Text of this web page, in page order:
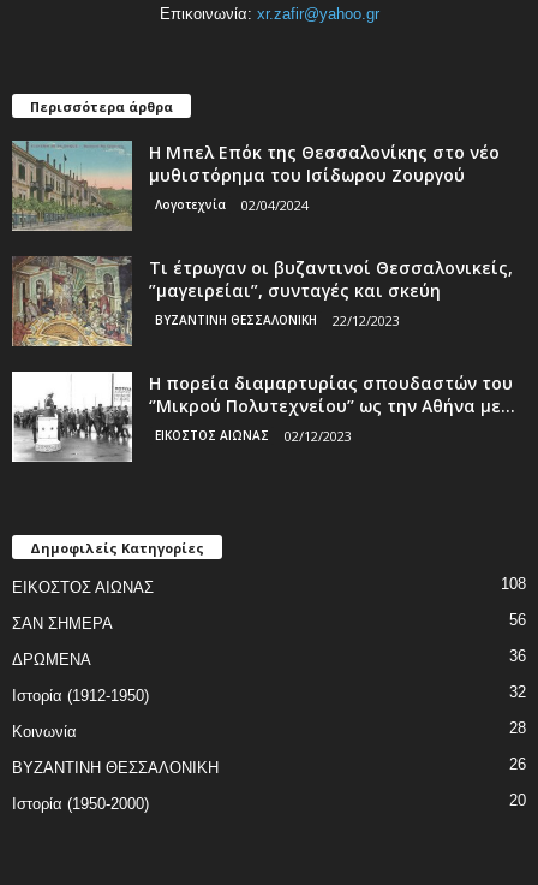
Επικοινωνία: xr.zafir@yahoo.gr
Περισσότερα άρθρα
Η Μπελ Επόκ της Θεσσαλονίκης στο νέο
μυθιστόρημα του Ισίδωρου Ζουργού
Λογοτεχνία 02/04/2024
Τι έτρωγαν οι βυζαντινοί Θεσσαλονικείς,
”μαγειρείαι”, συνταγές και σκεύη
ΒΥΖΑΝΤΙΝΗ ΘΕΣΣΑΛΟΝΙΚΗ 22/12/2023
Η πορεία διαμαρτυρίας σπουδαστών του
‘’Μικρού Πολυτεχνείου’’ ως την Αθήνα με...
ΕΙΚΟΣΤΟΣ ΑΙΩΝΑΣ 02/12/2023
Δημοφιλείς Κατηγορίες
ΕΙΚΟΣΤΟΣ ΑΙΩΝΑΣ 108
ΣΑΝ ΣΗΜΕΡΑ 56
ΔΡΩΜΕΝΑ 36
Ιστορία (1912-1950) 32
Κοινωνία 28
ΒΥΖΑΝΤΙΝΗ ΘΕΣΣΑΛΟΝΙΚΗ 26
Ιστορία (1950-2000) 20